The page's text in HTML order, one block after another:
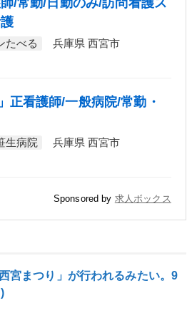
/常勤/日勤のみ/訪問看護ス
たべる
兵庫県 西宮市
正看護師/一般病院/常勤・
生病院
兵庫県 西宮市
Sponsored by 求人ボックス
宮まつり」が行われるみたい。9